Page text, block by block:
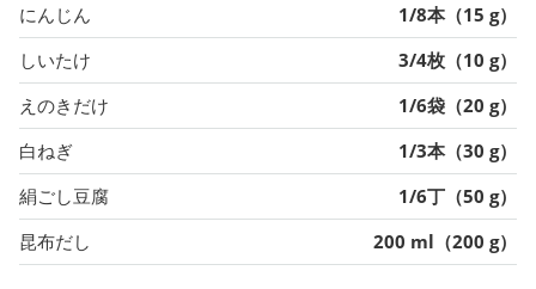
にんじん
1/8本（15 g）
しいたけ
3/4枚（10 g）
えのきだけ
1/6袋（20 g）
白ねぎ
1/3本（30 g）
絹ごし豆腐
1/6丁（50 g）
昆布だし
200 ml（200 g）